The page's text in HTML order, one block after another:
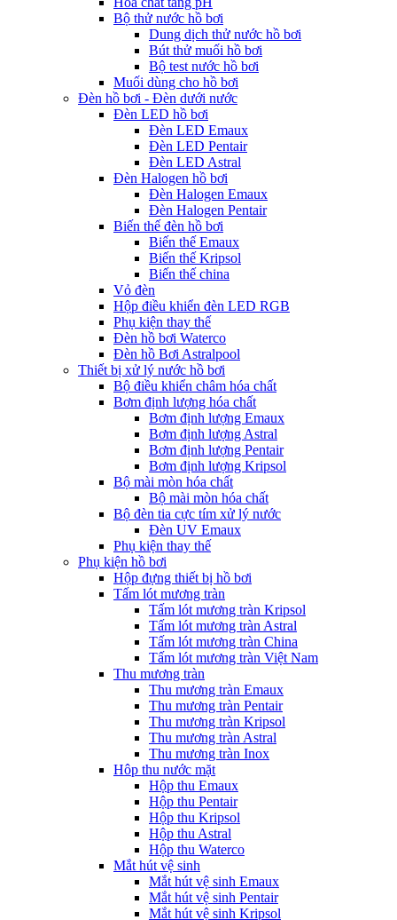
Bộ thử nước hồ bơi
Dung dịch thử nước hồ bơi
Bút thử muối hồ bơi
Bộ test nước hồ bơi
Muối dùng cho hồ bơi
Đèn hồ bơi - Đèn dưới nước
Đèn LED hồ bơi
Đèn LED Emaux
Đèn LED Pentair
Đèn LED Astral
Đèn Halogen hồ bơi
Đèn Halogen Emaux
Đèn Halogen Pentair
Biến thế đèn hồ bơi
Biến thế Emaux
Biến thế Kripsol
Biến thế china
Vỏ đèn
Hộp điều khiển đèn LED RGB
Phụ kiện thay thế
Đèn hồ bơi Waterco
Đèn hồ Bơi Astralpool
Thiết bị xử lý nước hồ bơi
Bộ điều khiển châm hóa chất
Bơm định lượng hóa chất
Bơm định lượng Emaux
Bơm định lượng Astral
Bơm định lượng Pentair
Bơm định lượng Kripsol
Bộ mài mòn hóa chất
Bộ mài mòn hóa chất
Bộ đèn tia cực tím xử lý nước
Đèn UV Emaux
Phụ kiện thay thế
Phụ kiện hồ bơi
Hộp đựng thiết bị hồ bơi
Tấm lót mương tràn
Tấm lót mương tràn Kripsol
Tấm lót mương tràn Astral
Tấm lót mương tràn China
Tấm lót mương tràn Việt Nam
Thu mương tràn
Thu mương tràn Emaux
Thu mương tràn Pentair
Thu mương tràn Kripsol
Thu mương tràn Astral
Thu mương tràn Inox
Hôp thu nước mặt
Hộp thu Emaux
Hộp thu Pentair
Hộp thu Kripsol
Hộp thu Astral
Hộp thu Waterco
Mắt hút vệ sinh
Mắt hút vệ sinh Emaux
Mắt hút vệ sinh Pentair
Mắt hút vệ sinh Kripsol